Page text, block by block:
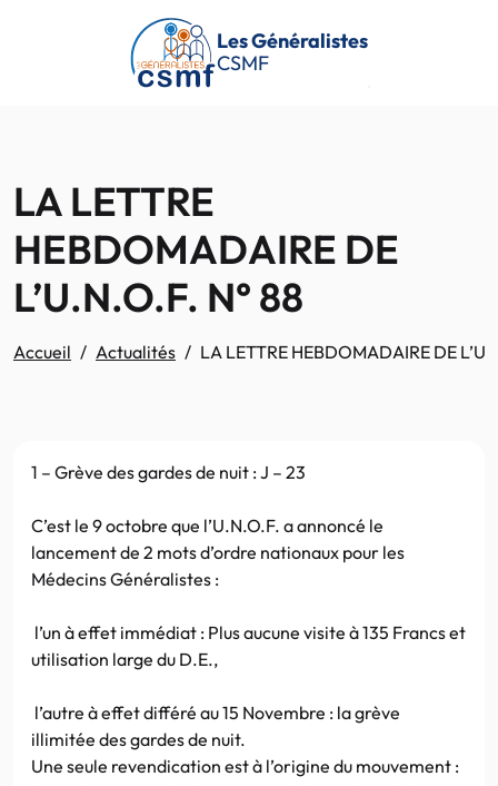
Passer au contenu principal
Les Généralistes
CSMF
LA LETTRE
HEBDOMADAIRE DE
L’U.N.O.F. N° 88
Accueil Actualités LA LETTRE HEBDOMADAIRE DE
1 – Grève des gardes de nuit : J – 23
C’est le 9 octobre que l’U.N.O.F. a annoncé le
lancement de 2 mots d’ordre nationaux pour les
Médecins Généralistes :
l’un à effet immédiat : Plus aucune visite à 135 Francs et
utilisation large du D.E.,
l’autre à effet différé au 15 Novembre : la grève
illimitée des gardes de nuit.
Une seule revendication est à l’origine du mouvement :